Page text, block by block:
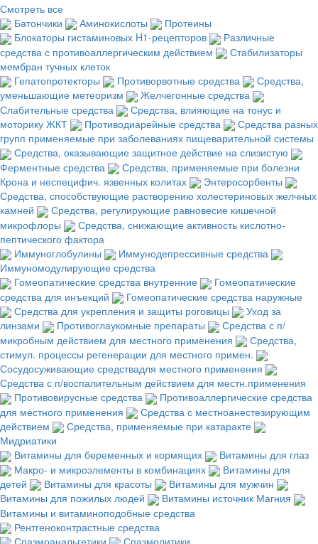
Смотреть все
Батончики
Аминокислоты
Протеины
Блокаторы гистаминовых H1-рецепторов
Различные
средства с противоаллергическим действием
Стабилизаторы
мембран тучных клеток
Гепатопротекторы
Противорвотные средства
Средства,
уменьшающие метеоризм
Желчегонные средства
Слабительные средства
Средства, влияющие на тонус и
моторику ЖКТ
Противодиарейные средства
Средства разных
групп применяемые при заболеваниях пищеварительной системы
Средства, оказывающие защитное действие на слизистую
Ферментные средства
Средства, применяемые при болезни
Крона и неспецифич. язвенных колитах
Энтеросорбенты
Средства, способствующие растворению холестериновых желчных
камней
Средства, регулирующие равновесие кишечной
микрофлоры
Средства, снижающие активность кислотно-
пептического фактора
Иммуноглобулины
Иммунодепрессивные средства
Иммуномодулирующие средства
Гомеопатические средства внутренние
Гомеопатические
средства для инъекций
Гомеопатические средства наружные
Средства для укрепления и защиты роговицы
Уход за
линзами
Противоглаукомные препараты
Средства с п/
микробным действием для местного применения
Средства,
стимул. процессы регенерации для местного примен.
Сосудосуживающие средствадля местного применения
Средства с п/воспалительным действием для местн.применения
Противовирусные средства
Противоаллергические средства
для местного применения
Средства с местноанестезирующим
действием
Средства, применяемые при катаракте
Мидриатики
Витамины для беременных и кормящих
Витамины для глаз
Макро- и микроэлементы в комбинациях
Витамины для
детей
Витамины для красоты
Витамины для мужчин
Витамины для пожилых людей
Витамины источник Магния
Витамины и витаминоподобные средства
Рентгеноконтрастные средства